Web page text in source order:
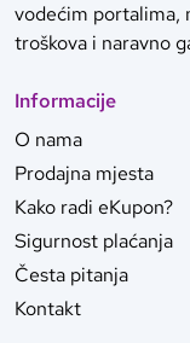
vodećim portalima,
troškova i naravno
Informacije
O nama
Prodajna mjesta
Kako radi eKupon?
Sigurnost plaćanja
Česta pitanja
Kontakt